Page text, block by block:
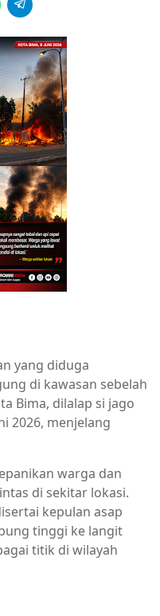
yang diduga
di kawasan sebelah
Bima, dilalap si jago
2026, menjelang
warga dan
di sekitar lokasi.
kepulan asap
tinggi ke langit
titik di wilayah